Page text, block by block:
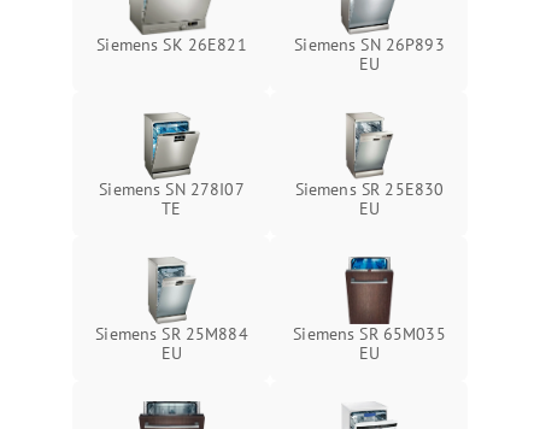
Siemens SK 26E821
Siemens SN 26P893
EU
Siemens SN 278I07
TE
Siemens SR 25E830
EU
Siemens SR 25M884
EU
Siemens SR 65M035
EU